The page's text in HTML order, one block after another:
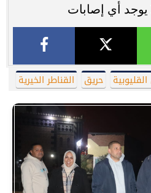
يوجد أي إصابات
حريق القناطر الخيرية